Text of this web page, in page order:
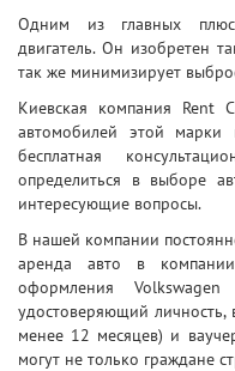
Одним из главных
двигатель. Он изобретен
так же минимизирует
Киевская компания Rent
автомобилей этой
бесплатная
определиться в выборе
интересующие вопросы.
В нашей компании
аренда авто в
оформления
удостоверяющий личность,
менее 12 месяцев) и
могут не только граждане